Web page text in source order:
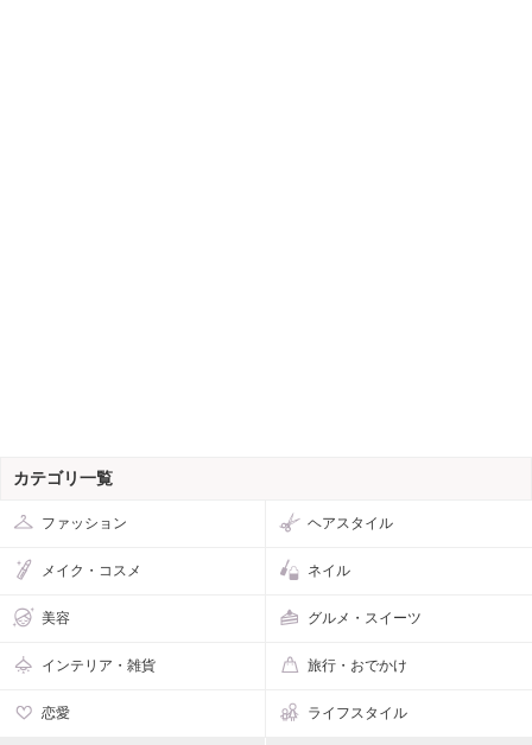
カテゴリ一覧
ファッション ヘアスタイル
メイク・コスメ ネイル
美容 グルメ・スイーツ
インテリア・雑貨 旅行・おでかけ
恋愛 ライフスタイル